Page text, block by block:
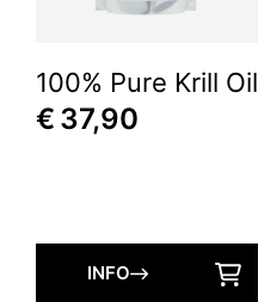
100% Pure Krill Oil
€ 37,90
INFO